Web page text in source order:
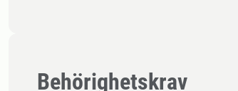
Behörighetskrav